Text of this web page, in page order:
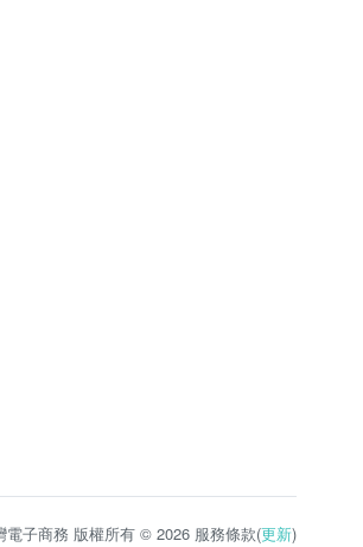
電子商務 版權所有 © 2026 服務條款(更新)